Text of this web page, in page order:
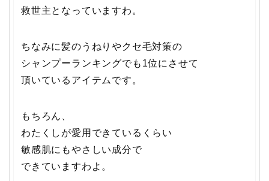
救世主となっていますわ。
ちなみに髪のうねりやクセ毛対策の
シャンプーランキングでも1位にさせて
頂いているアイテムです。
もちろん、
わたくしが愛用できているくらい
敏感肌にもやさしい成分で
できていますわよ。